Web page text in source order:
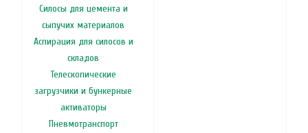
Силосы для цемента и
сыпучих материалов
Аспирация для силосов и
складов
Телескопические
загрузчики и бункерные
активаторы
Пневмотранспорт